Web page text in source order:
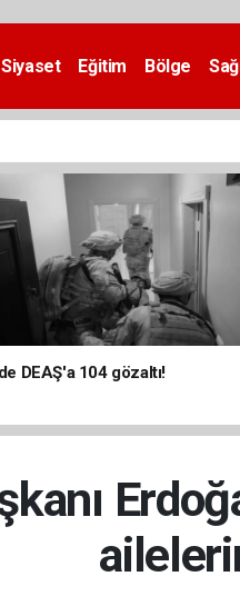
Siyaset Eğitim Bölge
DEAŞ'a 104 gözaltı!